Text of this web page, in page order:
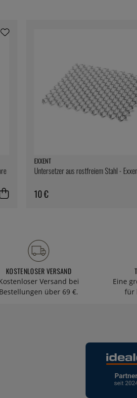
EXXENT
Untersetzer aus rostfreiem Stahl -
10 €
KOSTENLOSER VERSAND
Versand bei
Bestellungen über 69 €.
Eine
für